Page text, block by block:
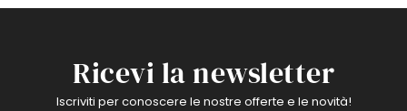
Ricevi la newsletter
Iscriviti per conoscere le nostre offerte e le novità!